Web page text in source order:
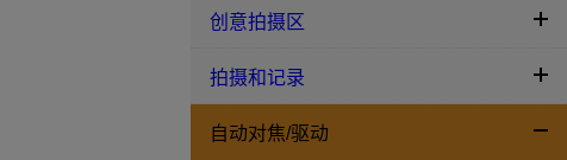
创意拍摄区
拍摄和记录
自动对焦/驱动